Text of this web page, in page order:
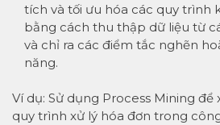
tích và tối ưu hóa các quy trình
bằng cách thu thập dữ liệu từ
và chỉ ra các điểm tắc nghẽn
năng.
Ví dụ: Sử dụng Process Mining
quy trình xử lý hóa đơn trong